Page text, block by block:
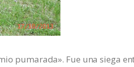
pumarada». Fue una siega